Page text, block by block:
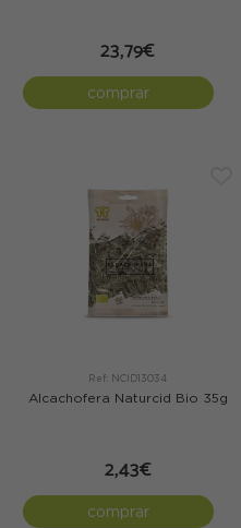
23,79€
comprar
Ref: NCID13034
Alcachofera Naturcid Bio 35g
2,43€
comprar